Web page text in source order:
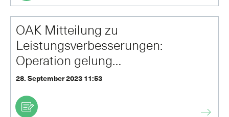
OAK Mitteilung zu
Leistungsverbesserungen:
Operation gelung…
28. September 2023 11:53